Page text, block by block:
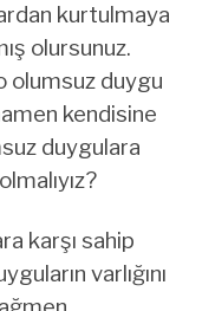
kurtulmaya
olursunuz.
olumsuz duygu
kendisine
duygulara
karşı sahip
varlığını